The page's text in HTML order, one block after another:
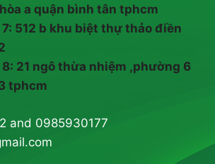
a quận bình tân tphcm
7: 512 b khu biệt thự thảo điền
8: 21 ngô thừa nhiệm ,phường 6
tphcm
and 0985930177